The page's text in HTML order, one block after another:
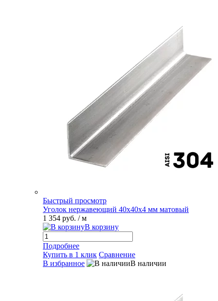
Быстрый просмотр
Уголок нержавеющий 40х40х4 мм матовый
1 354 руб. / м
В корзину
Подробнее
Купить в 1 клик Сравнение
В избранное
В наличии